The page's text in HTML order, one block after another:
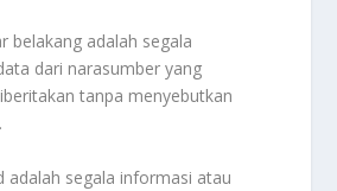
belakang adalah segala
dari narasumber yang
tanpa menyebutkan
adalah segala informasi atau